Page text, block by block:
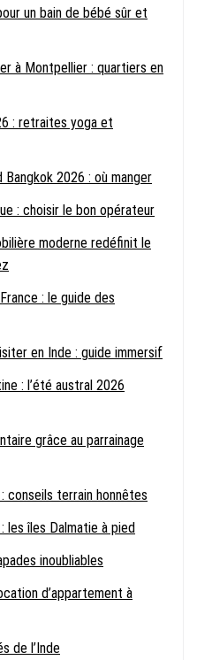
un bain de bébé sûr et
à Montpellier : quartiers en
: retraites yoga et
2026 : où manger
: choisir le bon opérateur
moderne redéfinit le
: le guide des
en Inde : guide immersif
: l’été austral 2026
grâce au parrainage
conseils terrain honnêtes
les îles Dalmatie à pied
inoubliables
d’appartement à
de l’Inde